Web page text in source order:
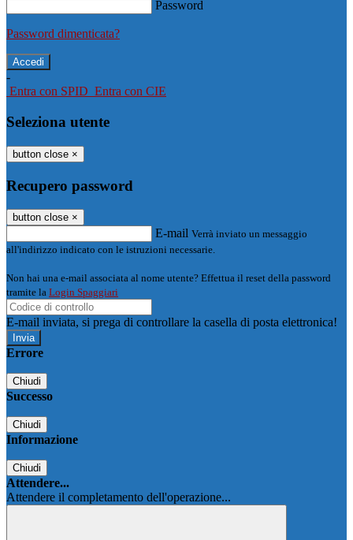
Password
Password dimenticata?
-
Entra con SPID Entra con CIE
Seleziona utente
button close ×
Recupero password
button close ×
E-mail Verrà inviato un messaggio
all'indirizzo indicato con le istruzioni necessarie.
Non hai una e-mail associata al nome utente? Effettua il reset della password
tramite la Login Spaggiari
E-mail inviata, si prega di controllare la casella di posta elettronica!
Errore
Chiudi
Successo
Chiudi
Informazione
Chiudi
Attendere...
Attendere il completamento dell'operazione...